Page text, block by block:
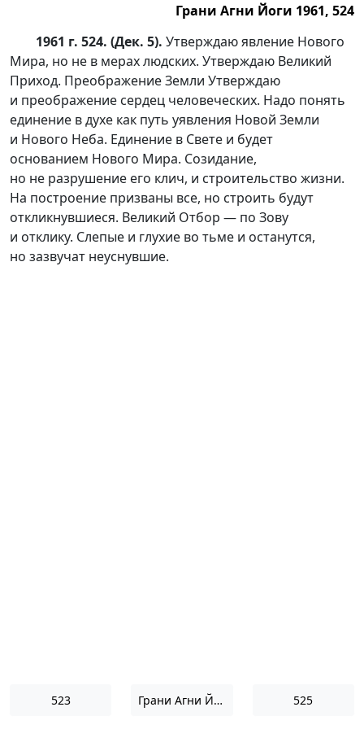
Грани Агни Йоги 1961, 524
1961 г. 524. (Дек. 5). Утверждаю явление Нового
Мира, но не в мерах людских. Утверждаю Великий
Приход. Преображение Земли Утверждаю
и преображение сердец человеческих. Надо понять
единение в духе как путь уявления Новой Земли
и Нового Неба. Единение в Свете и будет
основанием Нового Мира. Созидание,
но не разрушение его клич, и строительство жизни.
На построение призваны все, но строить будут
откликнувшиеся. Великий Отбор — по Зову
и отклику. Слепые и глухие во тьме и останутся,
но зазвучат неуснувшие.
523 Грани Агни Йоги 1961 525